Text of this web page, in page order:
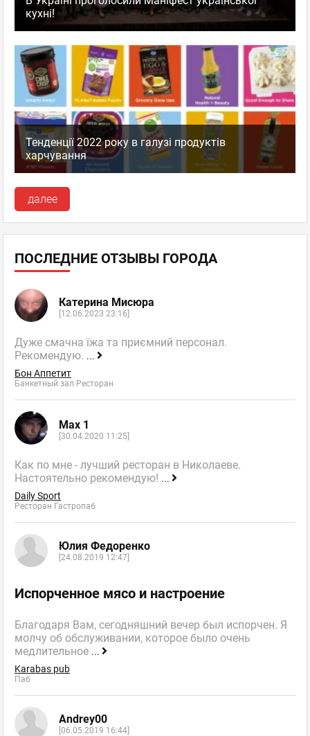
кухні!
Тенденції 2022 року в галузі продуктів
харчування
далее
ПОСЛЕДНИЕ ОТЗЫВЫ ГОРОДА
Катерина Мисюра
[12.06.2023 23:16]
Дуже смачна їжа та приємний персонал.
Рекомендую. ...
Бон Аппетит
Банкетный зал Ресторан
Max 1
[30.04.2020 11:25]
Как по мне - лучший ресторан в Николаеве.
Настоятельно рекомендую! ...
Daily Sport
Ресторан Гастропаб
Юлия Федоренко
[24.08.2019 12:47]
Испорченное мясо и настроение
Благодаря Вам, сегодняшний вечер был испорчен. Я
молчу об обслуживании, которое было очень
медлительное ...
Karabas pub
Паб
Andrey00
[06.05.2019 16:44]